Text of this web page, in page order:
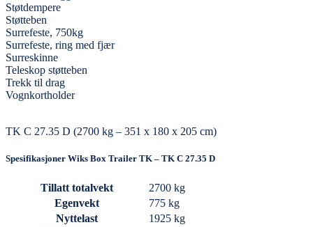
Støtdempere
Støtteben
Surrefeste, 750kg
Surrefeste, ring med fjær
Surreskinne
Teleskop støtteben
Trekk til drag
Vognkortholder
TK C 27.35 D (2700 kg – 351 x 180 x 205 cm)
Spesifikasjoner Wiks Box Trailer TK – TK C 27.35 D
Tillatt totalvekt
2700 kg
Egenvekt
775 kg
Nyttelast
1925 kg